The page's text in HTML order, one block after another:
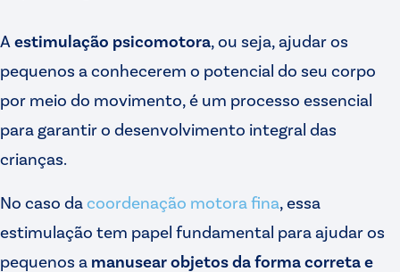
A estimulação psicomotora , ou seja, ajudar os
pequenos a conhecerem o potencial do seu corpo
por meio do movimento, é um processo essencial
para garantir o desenvolvimento integral das
crianças.
No caso da coordenação motora fina , essa
estimulação tem papel fundamental para ajudar os
pequenos a manusear objetos da forma correta e